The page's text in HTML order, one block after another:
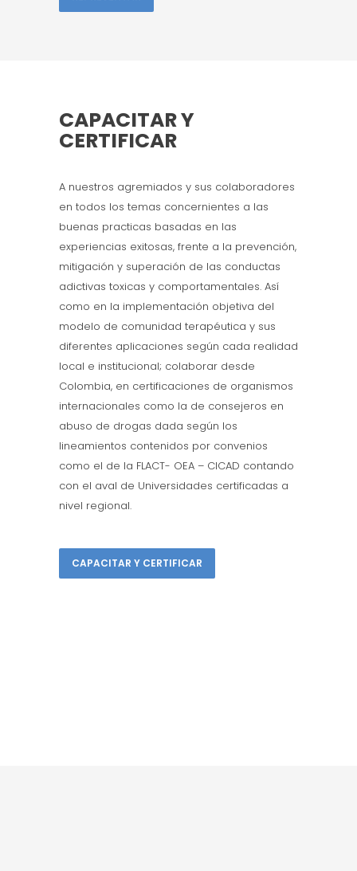
CAPACITAR Y
CERTIFICAR
A nuestros agremiados y sus colaboradores
en todos los temas concernientes a las
buenas practicas basadas en las
experiencias exitosas, frente a la prevención,
mitigación y superación de las conductas
adictivas toxicas y comportamentales. Así
como en la implementación objetiva del
modelo de comunidad terapéutica y sus
diferentes aplicaciones según cada realidad
local e institucional; colaborar desde
Colombia, en certificaciones de organismos
internacionales como la de consejeros en
abuso de drogas dada según los
lineamientos contenidos por convenios
como el de la FLACT- OEA – CICAD contando
con el aval de Universidades certificadas a
nivel regional.
CAPACITAR Y CERTIFICAR